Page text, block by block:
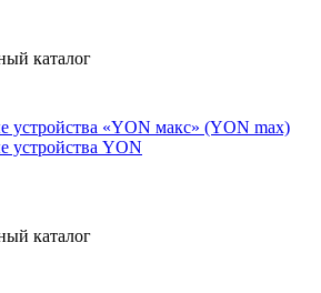
каталог
устройства «YON макс» (YON max)
устройства YON
каталог